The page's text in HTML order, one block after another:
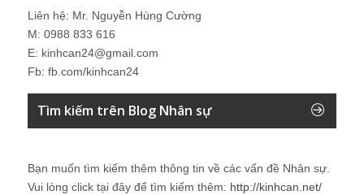
Liên hệ: Mr. Nguyễn Hùng Cường
M: 0988 833 616
E: kinhcan24@gmail.com
Fb: fb.com/kinhcan24
Tìm kiếm trên Blog Nhân sự
Bạn muốn tìm kiếm thêm thông tin về các vấn đề Nhân sự
Vui lòng click tại đây để tìm kiếm thêm: http://kinhcan.net/